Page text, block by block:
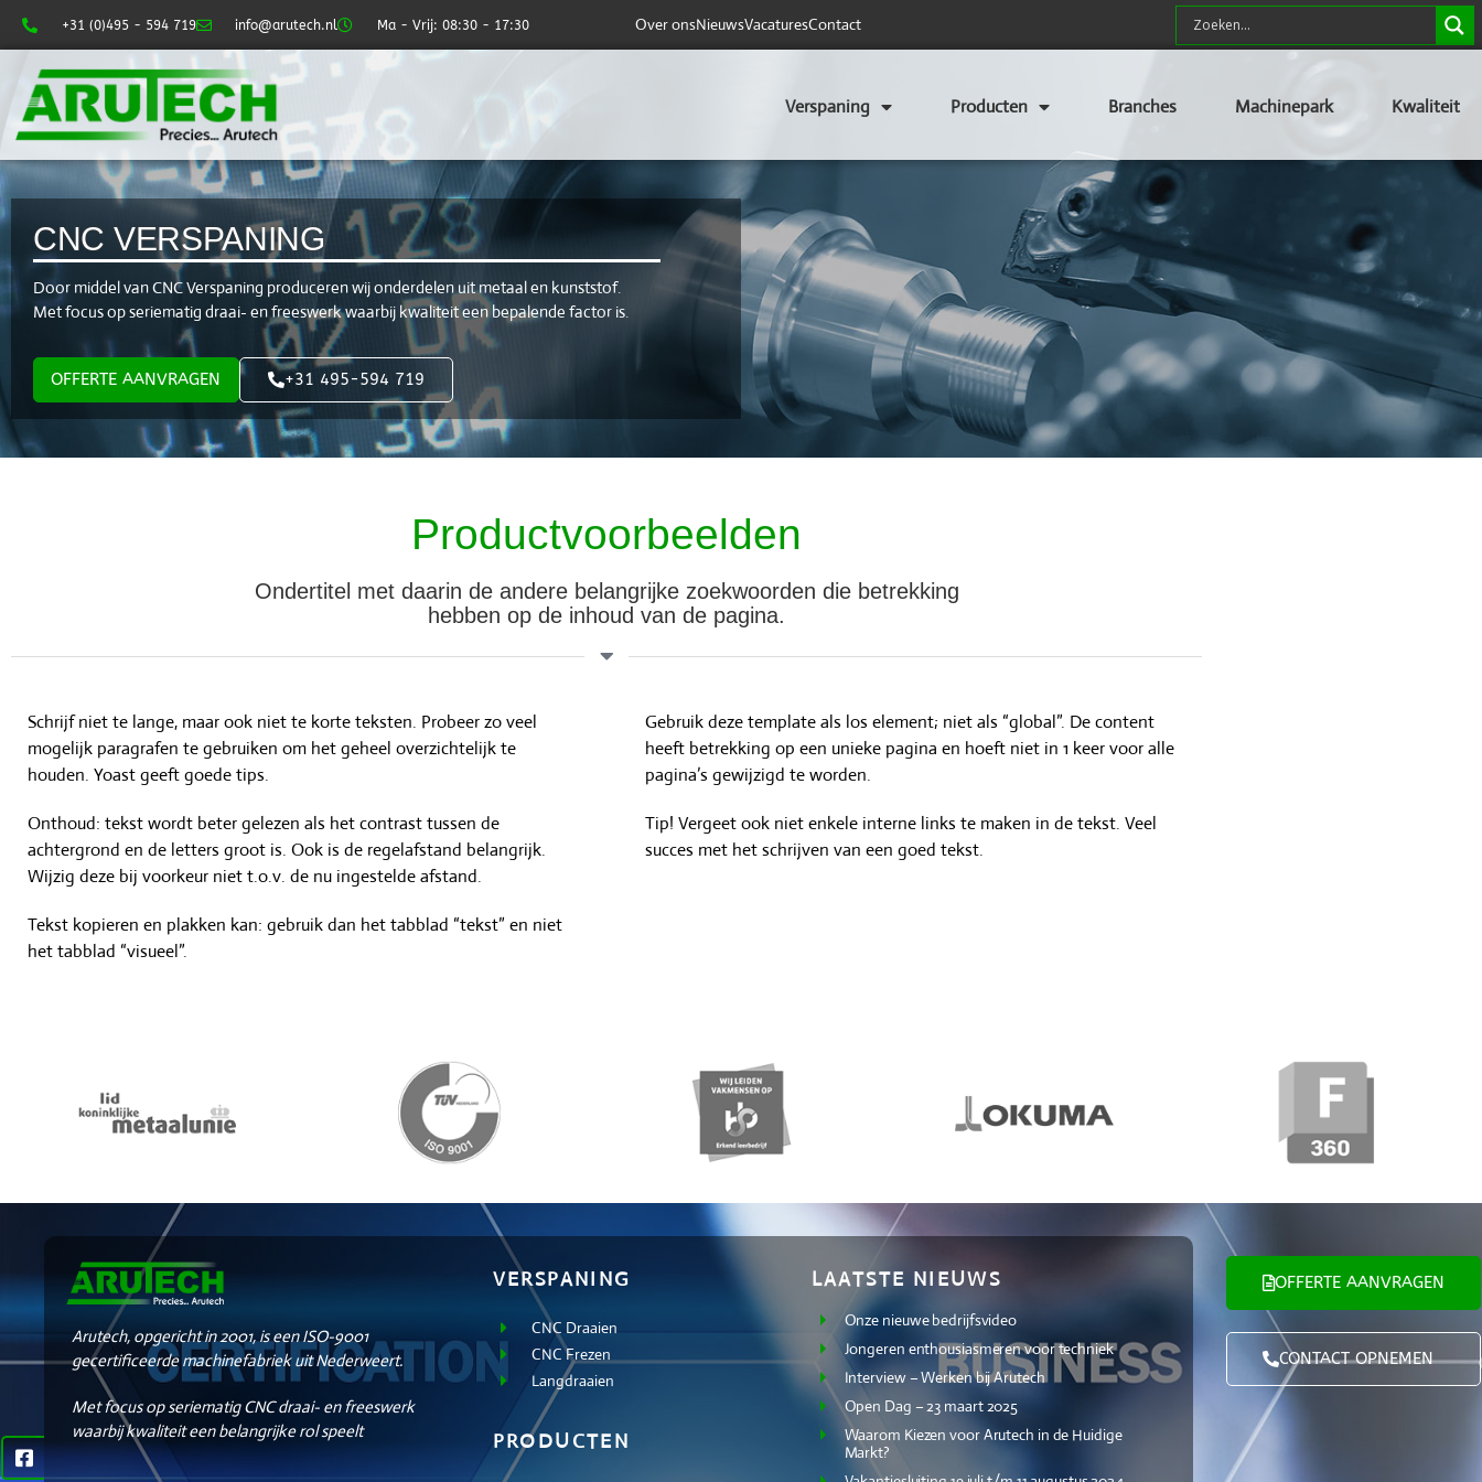
+31 (0)495 - 594 719 info@arutech.nl Ma - Vrij: 08:30 - 17:30 Over onsNieuwsVacaturesContact
Verspaning Producten Branches Machinepark Kwaliteit
CNC VERSPANING
Door middel van CNC Verspaning produceren wij onderdelen uit metaal en kunststof.
Met focus op seriematig draai- en freeswerk waarbij kwaliteit een bepalende factor is.
OFFERTE AANVRAGEN +31 495-594 719
Productvoorbeelden
Ondertitel met daarin de andere belangrijke zoekwoorden die betrekking
hebben op de inhoud van de pagina.
Schrijf niet te lange, maar ook niet te korte teksten. Probeer zo veel
mogelijk paragrafen te gebruiken om het geheel overzichtelijk te
houden. Yoast geeft goede tips.
Onthoud: tekst wordt beter gelezen als het contrast tussen de
achtergrond en de letters groot is. Ook is de regelafstand belangrijk.
Wijzig deze bij voorkeur niet t.o.v. de nu ingestelde afstand.
Tekst kopieren en plakken kan: gebruik dan het tabblad “tekst” en niet
het tabblad “visueel”.
Gebruik deze template als los element; niet als “global”. De content
heeft betrekking op een unieke pagina en hoeft niet in 1 keer voor alle
pagina’s gewijzigd te worden.
Tip! Vergeet ook niet enkele interne links te maken in de tekst. Veel
succes met het schrijven van een goed tekst.
Arutech, opgericht in 2001, is een ISO-9001
gecertificeerde machinefabriek uit Nederweert.
Met focus op seriematig CNC draai- en freeswerk
waarbij kwaliteit een belangrijke rol speelt
VERSPANING
CNC Draaien
CNC Frezen
Langdraaien
PRODUCTEN
LAATSTE NIEUWS
Onze nieuwe bedrijfsvideo
Jongeren enthousiasmeren voor techniek
Interview – Werken bij Arutech
Open Dag – 23 maart 2025
Waarom Kiezen voor Arutech in de Huidige
Markt?
OFFERTE AANVRAGEN
CONTACT OPNEMEN